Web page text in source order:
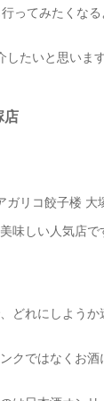
ってみたくな
たいと思います
店
リコ餃子楼 大
味しい人気店で
どれにしよう
クではなくお